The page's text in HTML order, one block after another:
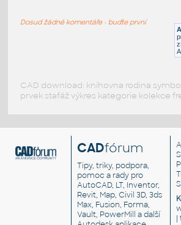
Dosud žádné komentáře - buďte první
CAD download: knihovna rodina
prvek stafáž výkres kategorie kolekce
CADfórum
Tipy, triky, podpora,
pomoc a rady pro
AutoCAD, LT, Inventor,
Revit, Map, Civil 3D, 3ds
Max, Fusion, Forma,
Vault, PowerMill a další
|